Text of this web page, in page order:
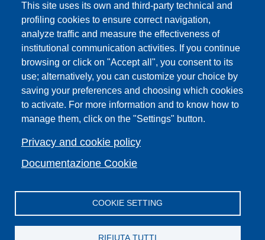
This site uses its own and third-party technical and
profiling cookies to ensure correct navigation,
analyze traffic and measure the effectiveness of
institutional communication activities. If you continue
browsing or click on "Accept all", you consent to its
use; alternatively, you can customize your choice by
saving your preferences and choosing which cookies
to activate. For more information and to know how to
manage them, click on the "Settings" button.
Privacy and cookie policy
Documentazione Cookie
COOKIE SETTING
RIFIUTA TUTTI
IT Services
PRO | Public Relations Office
Campuses
Sitemap
Webmaster and web editorial staff
List of thematic Unifi websites
Accessibility
Legal Notices
Change your mind on cookies
Facebook
X YouTubeSpotifyInstagramLinkedInTelegram
Flickr